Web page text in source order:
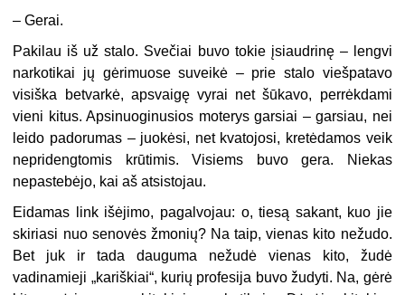
– Gerai.
Pakilau iš už stalo. Svečiai buvo tokie įsiaudrinę – lengvi
narkotikai jų gėrimuose suveikė – prie stalo viešpatavo
visiška betvarkė, apsvaigę vyrai net šūkavo, perrėkdami
vieni kitus. Apsinuoginusios moterys garsiai – garsiau, nei
leido padorumas – juokėsi, net kvatojosi, kretėdamos veik
nepridengtomis krūtimis. Visiems buvo gera. Niekas
nepastebėjo, kai aš atsistojau.
Eidamas link išėjimo, pagalvojau: o, tiesą sakant, kuo jie
skiriasi nuo senovės žmonių? Na taip, vienas kito nežudo.
Bet juk ir tada dauguma nežudė vienas kito, žudė
vadinamieji „kariškiai“, kurių profesija buvo žudyti. Na, gėrė